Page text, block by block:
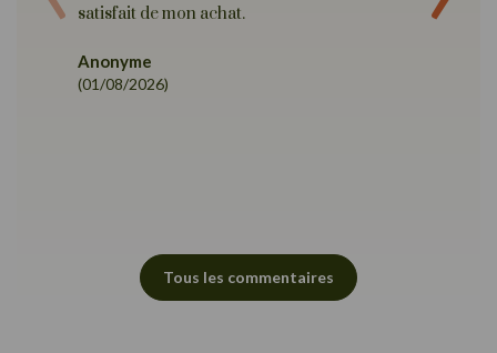
satisfait de mon achat.
Anonyme
(01/08/2026)
Tous les commentaires